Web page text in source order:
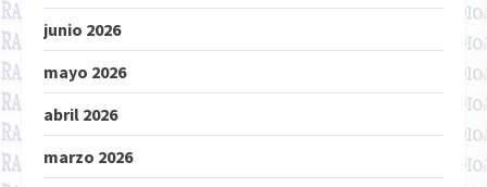
junio 2026
mayo 2026
abril 2026
marzo 2026